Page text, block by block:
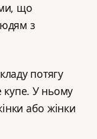
що
з
потягу
У ньому
або жінки